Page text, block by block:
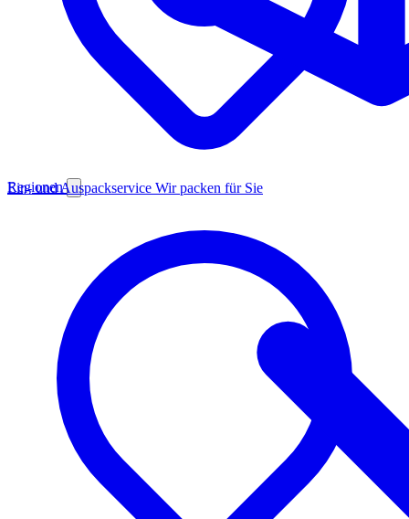
Ein- und Auspackservice Wir packen für Sie
Regionen